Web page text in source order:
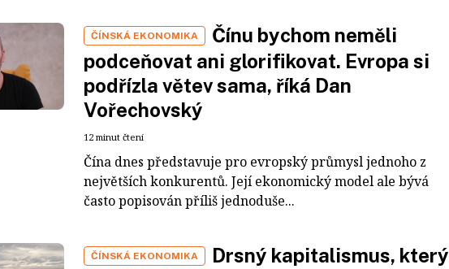
ČÍNSKÁ EKONOMIKA
Čínu bychom neměli
podceňovat ani glorifikovat. Evropa si
podřízla větev sama, říká Dan
Vořechovský
12 minut čtení
Čína dnes představuje pro evropský průmysl jednoho z
největších konkurentů. Její ekonomický model ale bývá
často popisován příliš jednoduše...
ČÍNSKÁ EKONOMIKA
Drsný kapitalismus, který